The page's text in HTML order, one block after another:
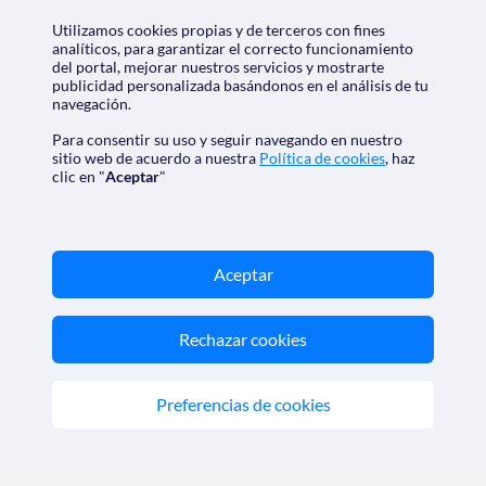
Colombia
(+57) 601 5088670
España
(+34) 911 98 56 95
Perú
(+51) 1 7099225
SOLO
Descarga nuestra app
Utilizamos cookies propias y de terceros con fines
analíticos, para garantizar el correcto funcionamiento
del portal, mejorar nuestros servicios y mostrarte
publicidad personalizada basándonos en el análisis de tu
navegación.
Para consentir su uso y seguir navegando en nuestro
sitio web de acuerdo a nuestra Política de cookies, haz
clic en "Aceptar"
Aceptar
Rechazar cookies
Preferencias de cookies